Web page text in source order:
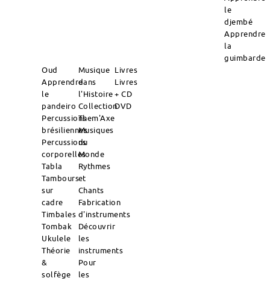
le
djembé
Apprendre
la
guimbarde
Oud
Apprendre
le
pandeiro
Percussions
brésiliennes
Percussions
corporelles
Tabla
Tambours
sur
cadre
Timbales
Tombak
Ukulele
Théorie
&
solfège
Musique
dans
l'Histoire
Collection
Them'Axe
Musiques
du
Monde
Rythmes
et
Chants
Fabrication
d'instruments
Découvrir
les
instruments
Pour
les
Livres
Livres
+ CD
DVD